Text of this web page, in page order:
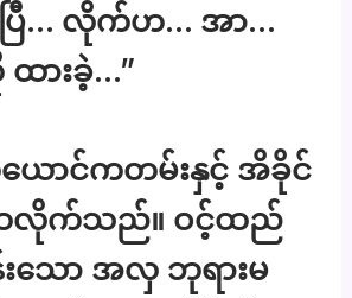
ပြီ… လိုက်ဟ… အာ…
ားခဲ့…”
ာင်ကတမ်းနှင့် အိခိုင်
လိုက်သည်။ ဝင့်ထည်
သော အလှ ဘုရားမ